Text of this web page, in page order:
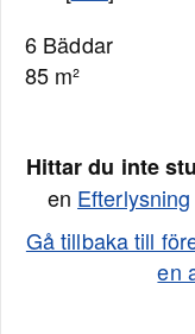
6 Bäddar
85 m²
Hittar du inte
en Efterlysning
Gå tillbaka till
en